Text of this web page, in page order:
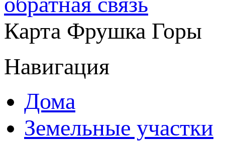
Карта Фрушка Горы
Навигация
Дома
Земельные участки